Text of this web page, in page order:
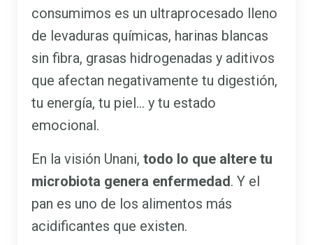
consumimos es un ultraprocesado lleno
de levaduras químicas, harinas blancas
sin fibra, grasas hidrogenadas y aditivos
que afectan negativamente tu digestión,
tu energía, tu piel… y tu estado
emocional.
En la visión Unani, todo lo que altere tu
microbiota genera enfermedad. Y el
pan es uno de los alimentos más
acidificantes que existen.